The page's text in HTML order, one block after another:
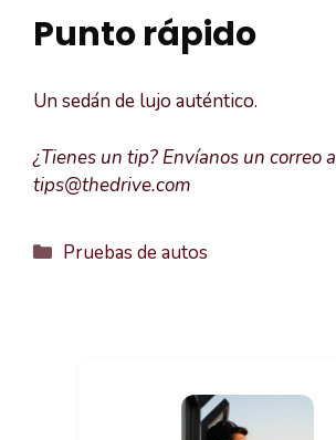
Punto rápido
Un sedán de lujo auténtico.
¿Tienes un tip? Envíanos un correo a
tips@thedrive.com
Categorías
Pruebas de autos